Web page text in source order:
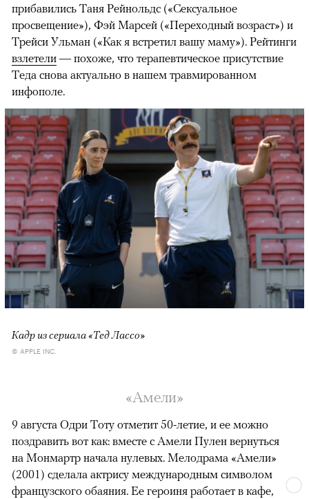
00:00 / 00:00
прибавились Таня Рейнольдс («Сексуальное
просвещение»), Фэй Марсей («Переходный возраст») и
Трейси Ульман («Как я встретил вашу маму»). Рейтинги
взлетели — похоже, что терапевтическое присутствие
Теда снова актуально в нашем травмированном
инфополе.
Кадр из сериала «Тед Лассо»
© APPLE INC.
«Амели»
9 августа Одри Тоту отметит 50-летие, и ее можно
поздравить вот как: вместе с Амели Пулен вернуться
на Монмартр начала нулевых. Мелодрама «Амели»
(2001) сделала актрису международным символом
французского обаяния. Ее героиня работает в кафе,